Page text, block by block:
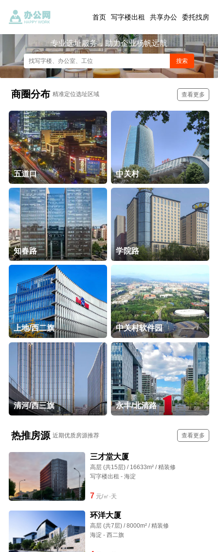
首页 写字楼出租 共享办公 委托找房
专业选址服务，助力企业杨帆远航
商圈分布 精准定位选址区域 查看更多
五道口 中关村
知春路 学院路
上地/西二旗 中关村软件园
清河/西三旗 永丰/北清路
热推房源 近期优质房源推荐 查看更多
三才堂大厦
高层 (共15层) / 16633m² / 精装修
写字楼出租 - 海淀
7 元/㎡·天
环洋大厦
高层 (共7层) / 8000m² / 精装修
海淀 - 西二旗